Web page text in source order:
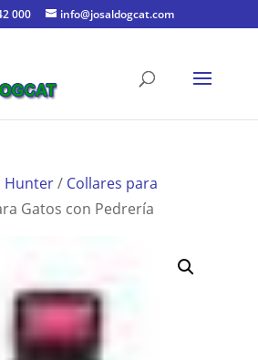
000 info@josaldogcat.com
Hunter/ Collares para
Gatos con Pedrería